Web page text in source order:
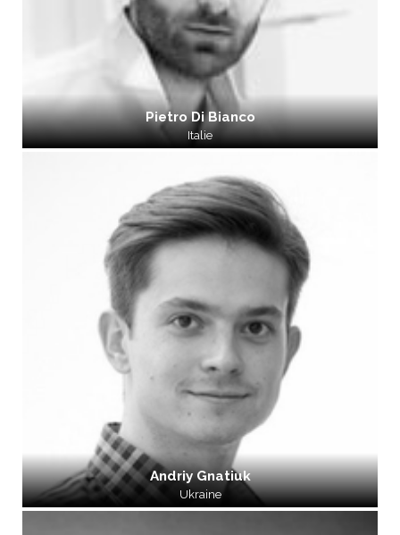
Pietro Di Bianco
Italie
Andriy Gnatiuk
Ukraine